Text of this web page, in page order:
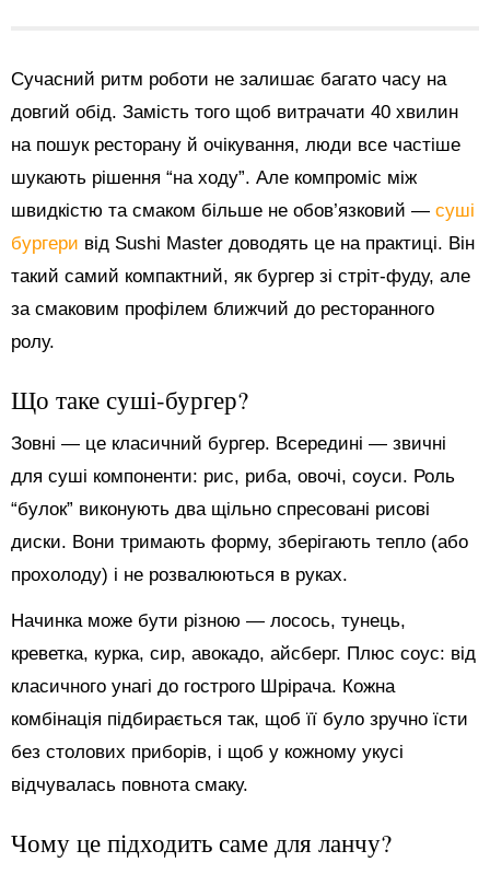
Сучасний ритм роботи не залишає багато часу на
довгий обід. Замість того щоб витрачати 40 хвилин
на пошук ресторану й очікування, люди все частіше
шукають рішення “на ходу”. Але компроміс між
швидкістю та смаком більше не обов’язковий — суші
бургери від Sushi Master доводять це на практиці. Він
такий самий компактний, як бургер зі стріт-фуду, але
за смаковим профілем ближчий до ресторанного
ролу.
Що таке суші-бургер?
Зовні — це класичний бургер. Всередині — звичні
для суші компоненти: рис, риба, овочі, соуси. Роль
“булок” виконують два щільно спресовані рисові
диски. Вони тримають форму, зберігають тепло (або
прохолоду) і не розвалюються в руках.
Начинка може бути різною — лосось, тунець,
креветка, курка, сир, авокадо, айсберг. Плюс соус: від
класичного унагі до гострого Шрірача. Кожна
комбінація підбирається так, щоб її було зручно їсти
без столових приборів, і щоб у кожному укусі
відчувалась повнота смаку.
Чому це підходить саме для ланчу?